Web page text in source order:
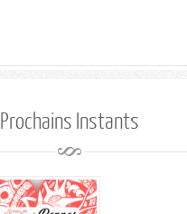
Prochains Instants